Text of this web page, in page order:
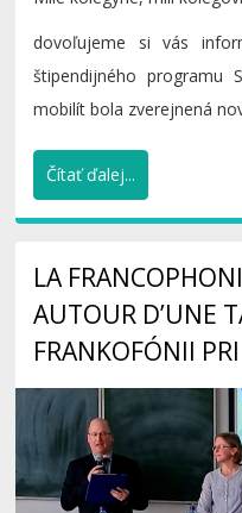
dovoľujeme si vás
štipendijného programu
mobilít bola zverejnená
Čítať ďalej...
LA
AUTOUR D’UNE
FRANKOFÓNII